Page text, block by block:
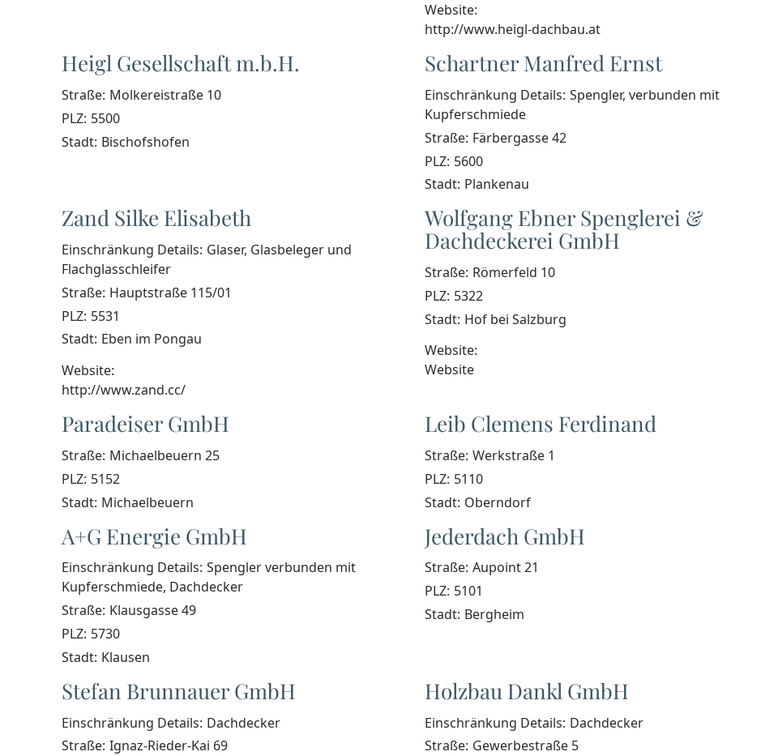
Website:
http://www.heigl-dachbau.at
Heigl Gesellschaft m.b.H.
Straße: Molkereistraße 10
PLZ: 5500
Stadt: Bischofshofen
Schartner Manfred Ernst
Einschränkung Details: Spengler, verbunden mit
Kupferschmiede
Straße: Färbergasse 42
PLZ: 5600
Stadt: Plankenau
Zand Silke Elisabeth
Einschränkung Details: Glaser, Glasbeleger und
Flachglasschleifer
Straße: Hauptstraße 115/01
PLZ: 5531
Stadt: Eben im Pongau
Website:
http://www.zand.cc/
Wolfgang Ebner Spenglerei &
Dachdeckerei GmbH
Straße: Römerfeld 10
PLZ: 5322
Stadt: Hof bei Salzburg
Website:
Website
Paradeiser GmbH
Straße: Michaelbeuern 25
PLZ: 5152
Stadt: Michaelbeuern
Leib Clemens Ferdinand
Straße: Werkstraße 1
PLZ: 5110
Stadt: Oberndorf
A+G Energie GmbH
Einschränkung Details: Spengler verbunden mit
Kupferschmiede, Dachdecker
Straße: Klausgasse 49
PLZ: 5730
Stadt: Klausen
Jederdach GmbH
Straße: Aupoint 21
PLZ: 5101
Stadt: Bergheim
Stefan Brunnauer GmbH
Einschränkung Details: Dachdecker
Straße: Ignaz-Rieder-Kai 69
Holzbau Dankl GmbH
Einschränkung Details: Dachdecker
Straße: Gewerbestraße 5